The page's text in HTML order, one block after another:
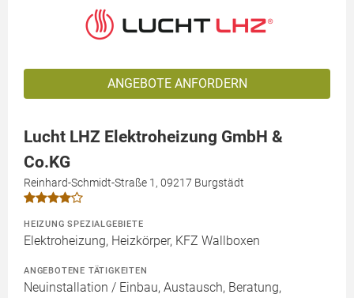
ANGEBOTE ANFORDERN
Lucht LHZ Elektroheizung GmbH &
Co.KG
Reinhard-Schmidt-Straße 1, 09217 Burgstädt
HEIZUNG SPEZIALGEBIETE
Elektroheizung, Heizkörper, KFZ Wallboxen
ANGEBOTENE TÄTIGKEITEN
Neuinstallation / Einbau, Austausch, Beratung,